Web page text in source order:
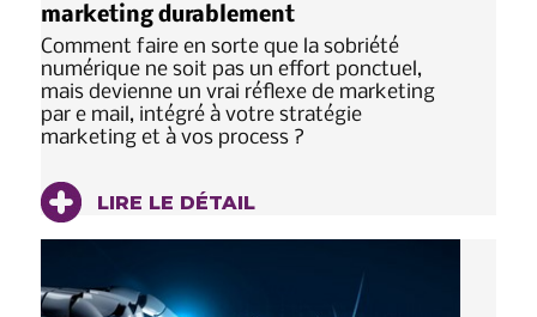
marketing durablement
Comment faire en sorte que la sobriété
numérique ne soit pas un effort ponctuel,
mais devienne un vrai réflexe de marketing
par e mail, intégré à votre stratégie
marketing et à vos process ?
LIRE LE DÉTAIL